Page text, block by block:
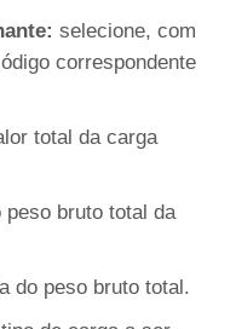
selecione, com
correspondente
total da carga
peso bruto total da
do peso bruto total.